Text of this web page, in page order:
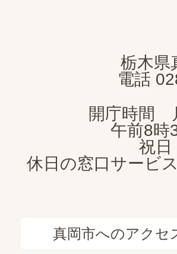
栃木県
電話
開庁時間
午前8時
祝日
休日の窓口サービ
真岡市へのアクセ